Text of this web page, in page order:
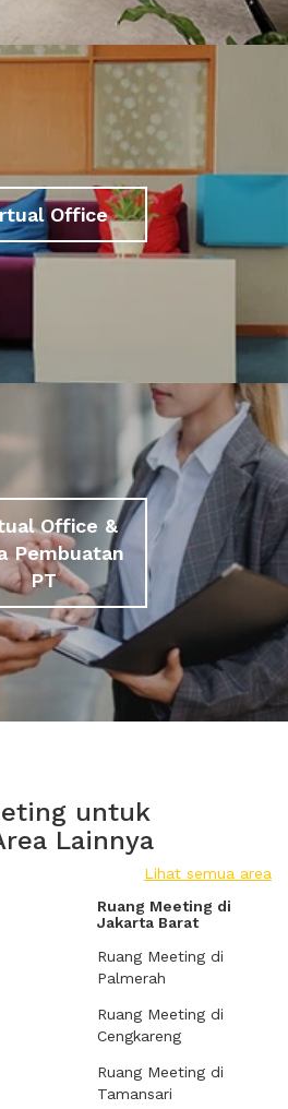
Office
Office &
Pembuatan
PT
untuk
Lainnya
Lihat semua area
Ruang Meeting di
Jakarta Barat
Ruang Meeting di
Palmerah
Ruang Meeting di
Cengkareng
Ruang Meeting di
Tamansari